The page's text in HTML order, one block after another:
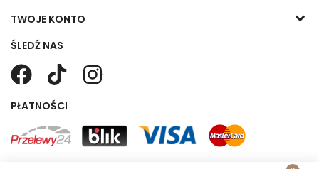
TWOJE KONTO
ŚLEDŹ NAS
PŁATNOŚCI